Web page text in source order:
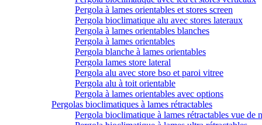
Pergola à lames orientables et stores screen
Pergola bioclimatique alu avec stores lateraux
Pergola à lames orientables blanches
Pergola à lames orientables
Pergola blanche à lames orientables
Pergola lames store lateral
Pergola alu avec store bso et paroi vitree
Pergola alu à toit orientable
Pergola à lames orientables avec options
Pergolas bioclimatiques à lames rétractables
Pergola bioclimatique à lames rétractables vue de